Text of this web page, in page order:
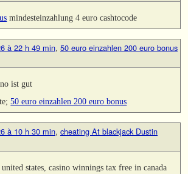
mindesteinzahlung 4 euro cashtocode
à 22 h 49 min, 50 euro einzahlen 200 euro bonus
ist gut
50 euro einzahlen 200 euro bonus
à 10 h 30 min, cheating At blackjack Dustin
states, casino winnings tax free in canada